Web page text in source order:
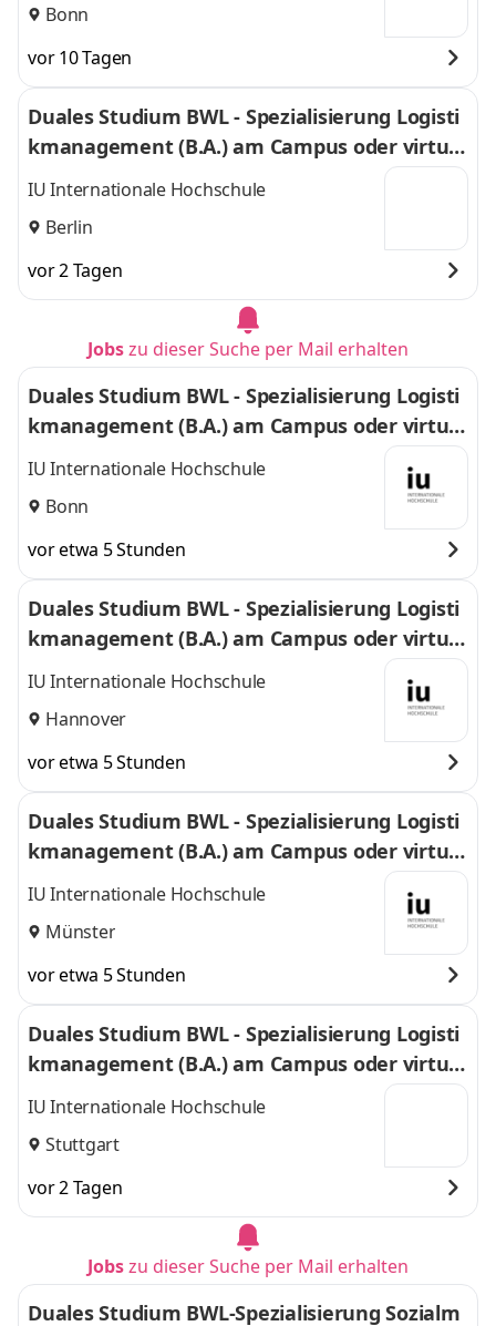
Bonn
vor 10 Tagen
Duales Studium BWL - Spezialisierung Logisti
kmanagement (B.A.) am Campus oder virtuel
l
IU Internationale Hochschule
Berlin
vor 2 Tagen
Jobszu dieser Suche per Mail erhalten
Duales Studium BWL - Spezialisierung Logisti
kmanagement (B.A.) am Campus oder virtuel
l
IU Internationale Hochschule
Bonn
vor etwa 5 Stunden
Duales Studium BWL - Spezialisierung Logisti
kmanagement (B.A.) am Campus oder virtuel
l
IU Internationale Hochschule
Hannover
vor etwa 5 Stunden
Duales Studium BWL - Spezialisierung Logisti
kmanagement (B.A.) am Campus oder virtuel
l
IU Internationale Hochschule
Münster
vor etwa 5 Stunden
Duales Studium BWL - Spezialisierung Logisti
kmanagement (B.A.) am Campus oder virtuel
l
IU Internationale Hochschule
Stuttgart
vor 2 Tagen
Jobszu dieser Suche per Mail erhalten
Duales Studium BWL-Spezialisierung Sozialm